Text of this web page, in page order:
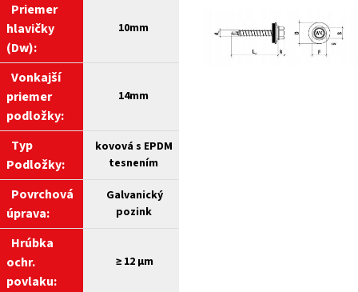
Priemer
hlavičky
(Dw):
10mm
Vonkajší
priemer
podložky:
14mm
Typ
Podložky:
kovová s EPDM
tesnením
Povrchová
úprava:
Galvanický
pozink
Hrúbka
ochr.
povlaku:
≥ 12 µm